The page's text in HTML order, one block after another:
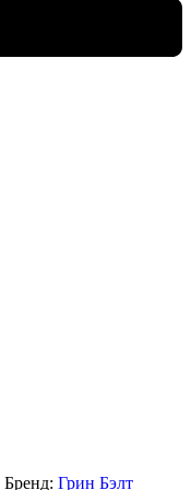
Бренд: Грин Бэлт